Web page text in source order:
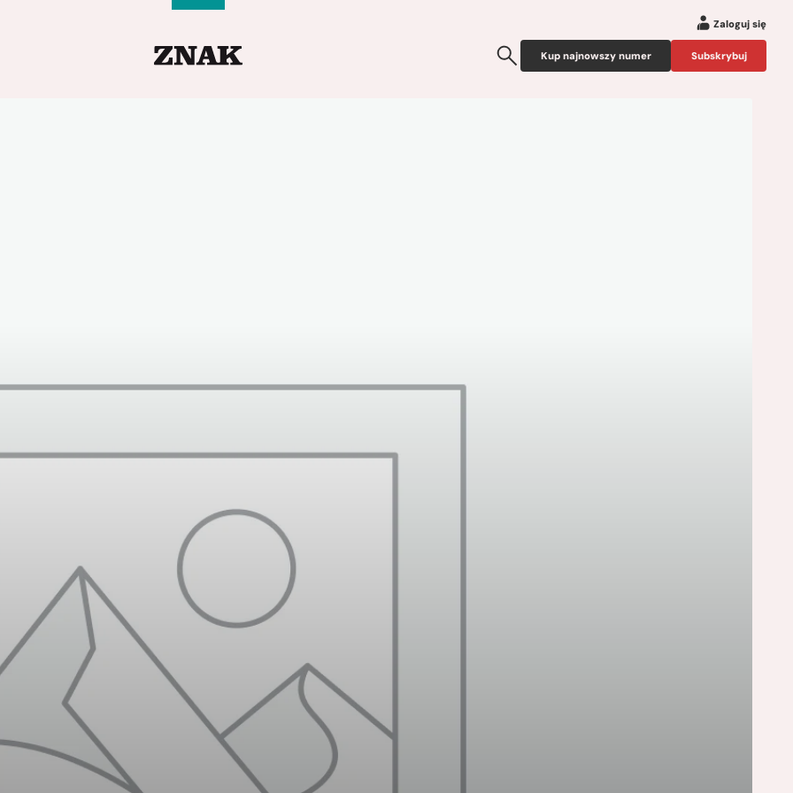
Zaloguj się
Kup najnowszy numer Subskrybuj